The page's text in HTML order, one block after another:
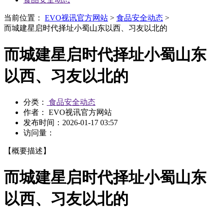
当前位置： EVO视讯官方网站 > 食品安全动态 >
而城建星启时代择址小蜀山东以西、习友以北的
而城建星启时代择址小蜀山东
以西、习友以北的
分类：
食品安全动态
作者： EVO视讯官方网站
发布时间： 2026-01-17 03:57
访问量：
【概要描述】
而城建星启时代择址小蜀山东
以西、习友以北的